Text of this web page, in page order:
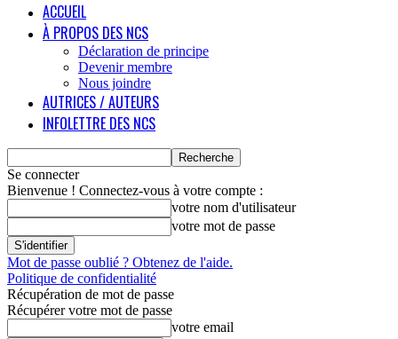
ACCUEIL
À PROPOS DES NCS
Déclaration de principe
Devenir membre
Nous joindre
AUTRICES / AUTEURS
INFOLETTRE DES NCS
Se connecter
Bienvenue ! Connectez-vous à votre compte :
votre nom d'utilisateur
votre mot de passe
Mot de passe oublié ? Obtenez de l'aide.
Politique de confidentialité
Récupération de mot de passe
Récupérer votre mot de passe
votre email